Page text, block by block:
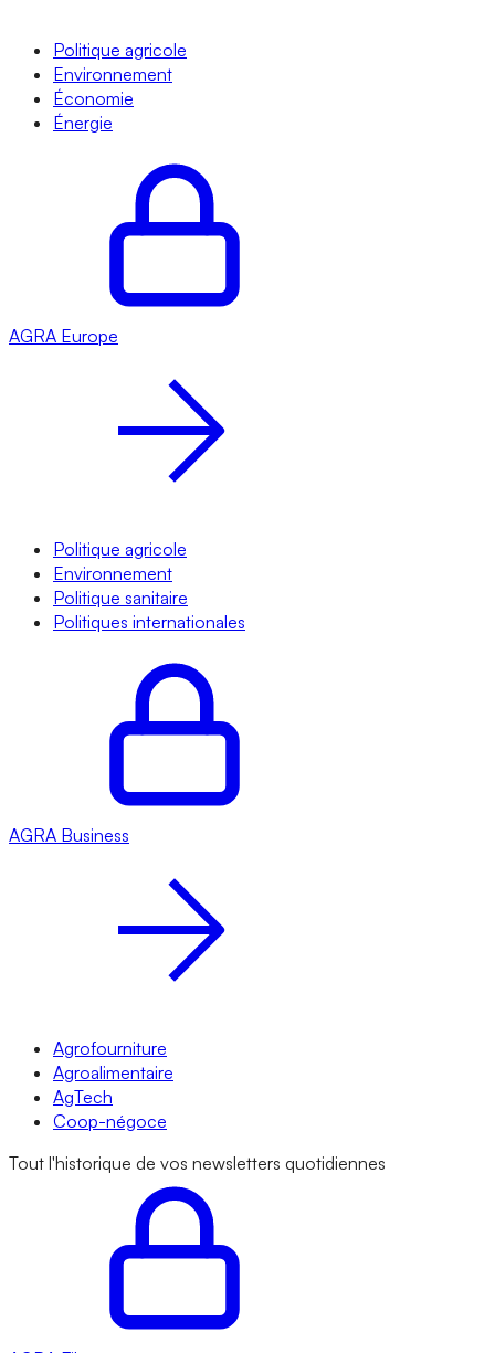
Politique agricole
Environnement
Économie
Énergie
AGRA Europe
Politique agricole
Environnement
Politique sanitaire
Politiques internationales
AGRA Business
Agrofourniture
Agroalimentaire
AgTech
Coop-négoce
Tout l'historique de vos newsletters quotidiennes